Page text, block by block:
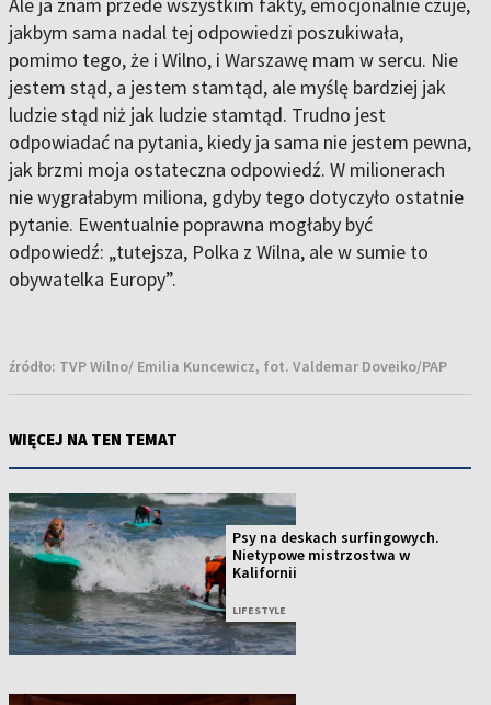
Ale ja znam przede wszystkim fakty, emocjonalnie czuje,
jakbym sama nadal tej odpowiedzi poszukiwała,
pomimo tego, że i Wilno, i Warszawę mam w sercu. Nie
jestem stąd, a jestem stamtąd, ale myślę bardziej jak
ludzie stąd niż jak ludzie stamtąd. Trudno jest
odpowiadać na pytania, kiedy ja sama nie jestem pewna,
jak brzmi moja ostateczna odpowiedź. W milionerach
nie wygrałabym miliona, gdyby tego dotyczyło ostatnie
pytanie. Ewentualnie poprawna mogłaby być
odpowiedź: „tutejsza, Polka z Wilna, ale w sumie to
obywatelka Europy”.
źródło: TVP Wilno/ Emilia Kuncewicz, fot. Valdemar Doveiko/PAP
WIĘCEJ NA TEN TEMAT
Psy na deskach surfingowych.
Nietypowe mistrzostwa w
Kalifornii
LIFESTYLE